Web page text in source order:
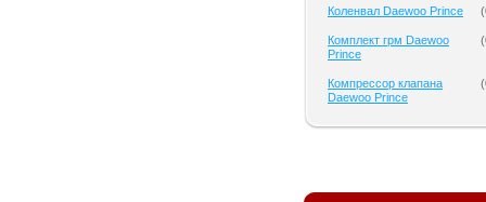
Коленвал Daewoo Prince (
Комплект грм Daewoo
Prince
(
Компрессор клапана
Daewoo Prince
(